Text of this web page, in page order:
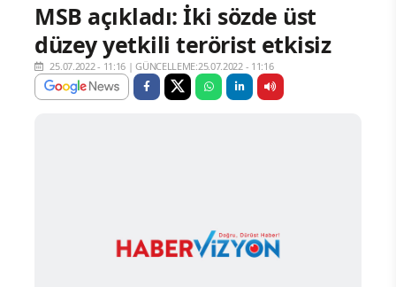
MSB açıkladı: İki sözde üst
düzey yetkili terörist etkisiz
25.07.2022 - 11:16 |GÜNCELLEME:25.07.2022 - 11:16